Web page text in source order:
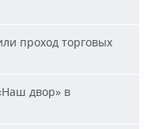
проход торговых
двор» в